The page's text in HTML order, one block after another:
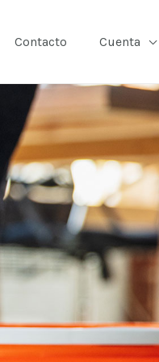
Contacto Cuenta